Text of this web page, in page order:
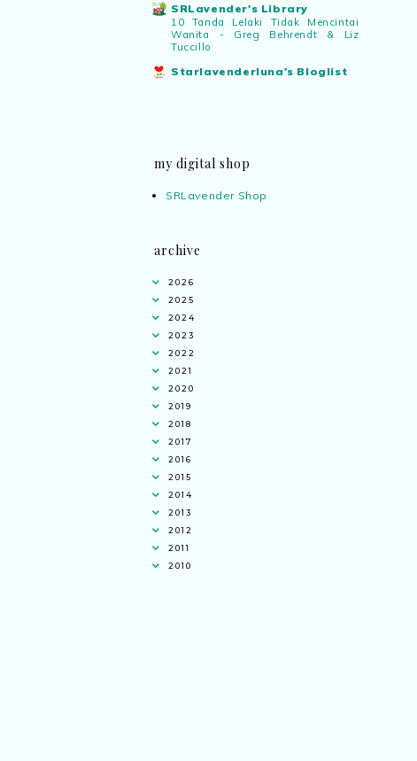
SRLavender's Library
10 Tanda Lelaki Tidak Mencintai
Wanita - Greg Behrendt & Liz
Tuccillo
Starlavenderluna's Bloglist
my digital shop
SRLavender Shop
archive
2026
2025
2024
2023
2022
2021
2020
2019
2018
2017
2016
2015
2014
2013
2012
2011
2010